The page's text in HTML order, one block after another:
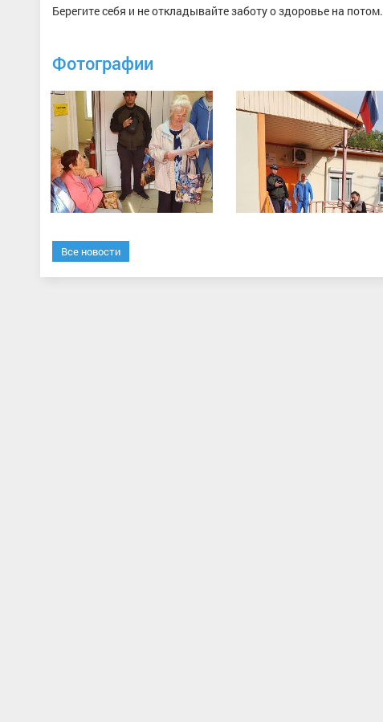
Берегите себя и не откладывайте заботу о здоровье на потом.
Фотографии
Все новости